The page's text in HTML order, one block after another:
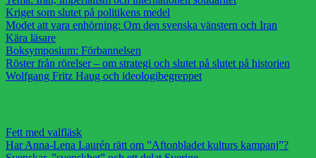
Kriget som slutet på politikens medel
Modet att vara enhörning: Om den svenska vänstern och Iran
Kära läsare
Boksymposium: Förbannelsen
Röster från rörelser – om strategi och slutet på slutet på historien
Wolfgang Fritz Haug och ideologibegreppet
Fett med valfläsk
Har Anna-Lena Laurén rätt om ”Aftonbladet kulturs kampanj”?